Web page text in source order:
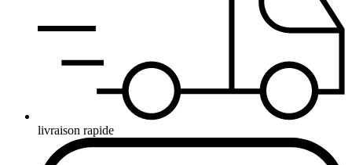
livraison rapide